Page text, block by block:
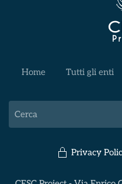
Home Tutti gli enti
Privacy